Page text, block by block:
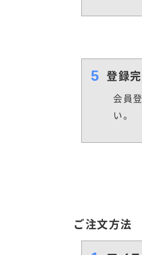
5 登録
会員
い。
ご注文方法